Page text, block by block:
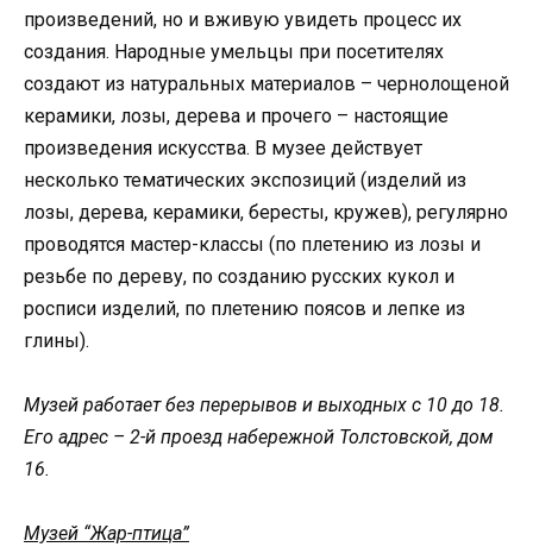
произведений, но и вживую увидеть процесс их
создания. Народные умельцы при посетителях
создают из натуральных материалов – чернолощеной
керамики, лозы, дерева и прочего – настоящие
произведения искусства. В музее действует
несколько тематических экспозиций (изделий из
лозы, дерева, керамики, бересты, кружев), регулярно
проводятся мастер-классы (по плетению из лозы и
резьбе по дереву, по созданию русских кукол и
росписи изделий, по плетению поясов и лепке из
глины).
Музей работает без перерывов и выходных с 10 до 18.
Его адрес – 2-й проезд набережной Толстовской, дом
16.
Музей “Жар-птица”